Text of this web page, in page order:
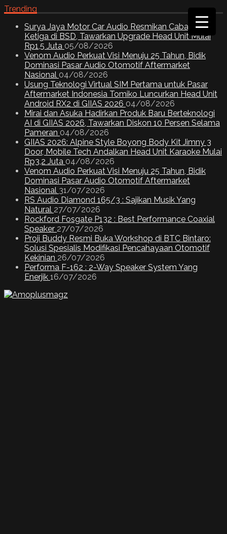
Trending
Surya Jaya Motor Car Audio Resmikan Cabang
Ketiga di BSD, Tawarkan Upgrade Head Unit Mulai
Rp1,5 Juta 05/08/2026
Venom Audio Perkuat Visi Menuju 25 Tahun, Bidik
Dominasi Pasar Audio Otomotif Aftermarket
Nasional 04/08/2026
Usung Teknologi Virtual SIM Pertama untuk Pasar
Aftermarket Indonesia Tomiko Luncurkan Head Unit
Android RX2 di GIIAS 2026 04/08/2026
Mirai dan Asuka Hadirkan Produk Baru Berteknologi
AI di GIIAS 2026, Tawarkan Diskon 10 Persen Selama
Pameran 04/08/2026
GIIAS 2026: Alpine Style Boyong Body Kit Jimny 3
Door, Mobile Tech Andalkan Head Unit Karaoke Mulai
Rp3,2 Juta 04/08/2026
Venom Audio Perkuat Visi Menuju 25 Tahun, Bidik
Dominasi Pasar Audio Otomotif Aftermarket
Nasional 31/07/2026
RS Audio Diamond 165/3 : Sajikan Musik Yang
Natural 27/07/2026
Rockford Fosgate P132 : Best Performance Coaxial
Speaker 27/07/2026
Proji Buddy Resmi Buka Workshop di BTC Bintaro:
Solusi Spesialis Modifikasi Pencahayaan Otomotif
Kekinian 26/07/2026
Performa F-162 : 2-Way Speaker System Yang
Enerjik 16/07/2026